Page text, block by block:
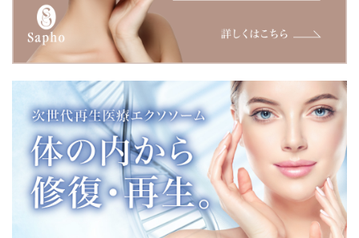
安心と安全を前提に、効果をご体感していただけるようエク
ソソームのドナー、培養センターにこだわりました。 初回お
試し価格、コース、増量がお得な価格になっています。おす
すめです。
2025-10-14
YouTube動画第2弾 公開：インフルエンサーたかこさん最新
糸リフト（アプトスビサージュ）にチャレンジ。気になって
いた頬のプニョが改善されたのか！？ リフトアップの巨匠白
壁先生による施術ドキュメント動画です。
2025-10-07
10/6~11/28 清水先生デビュー40％OFFキャンペーン開始
（水曜日限定）１）肝斑・美白発光ケア￥27,720 ２）毛穴
レス・ニキビ跡ケア￥51,480 3)速攻！目元若返りケア￥51,4